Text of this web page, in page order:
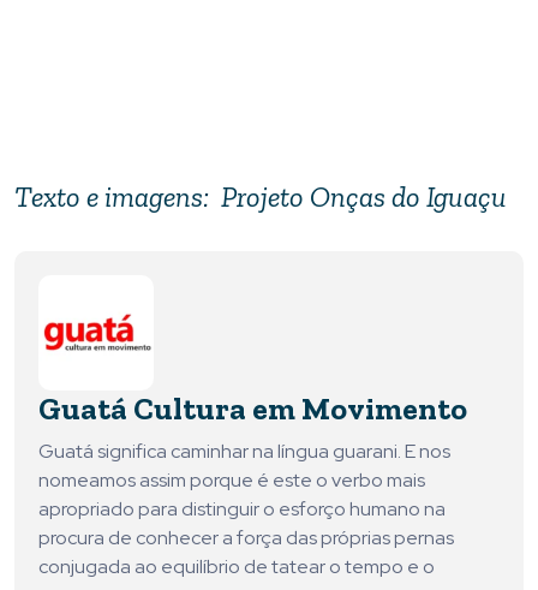
Texto e imagens: Projeto Onças do Iguaçu
Guatá Cultura em Movimento
Guatá significa caminhar na língua guarani. E nos
nomeamos assim porque é este o verbo mais
apropriado para distinguir o esforço humano na
procura de conhecer a força das próprias pernas
conjugada ao equilíbrio de tatear o tempo e o